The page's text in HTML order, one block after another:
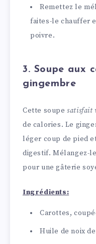
Remettez le
faites-le chauffer
poivre.
3. Soupe aux
gingembre
Cette soupesatisfait
de calories. Le
léger coup de pied
digestif. Mélangez-
pour une gâterie
Ingrédients:
Carottes,
Huile de noix